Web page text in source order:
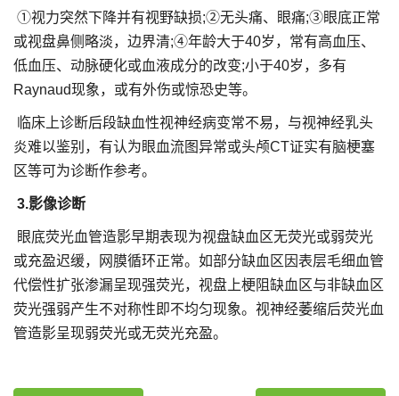
①视力突然下降并有视野缺损;②无头痛、眼痛;③眼底正常
或视盘鼻侧略淡，边界清;④年龄大于40岁，常有高血压、
低血压、动脉硬化或血液成分的改变;小于40岁，多有
Raynaud现象，或有外伤或惊恐史等。
临床上诊断后段缺血性视神经病变常不易，与视神经乳头
炎难以鉴别，有认为眼血流图异常或头颅CT证实有脑梗塞
区等可为诊断作参考。
3.影像诊断
眼底荧光血管造影早期表现为视盘缺血区无荧光或弱荧光
或充盈迟缓，网膜循环正常。如部分缺血区因表层毛细血管
代偿性扩张渗漏呈现强荧光，视盘上梗阻缺血区与非缺血区
荧光强弱产生不对称性即不均匀现象。视神经萎缩后荧光血
管造影呈现弱荧光或无荧光充盈。